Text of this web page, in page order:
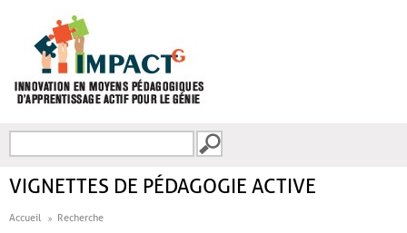
FORMULAIRE DE
VIGNETTES DE PÉDAGOGIE ACTIVE
Accueil Recherche